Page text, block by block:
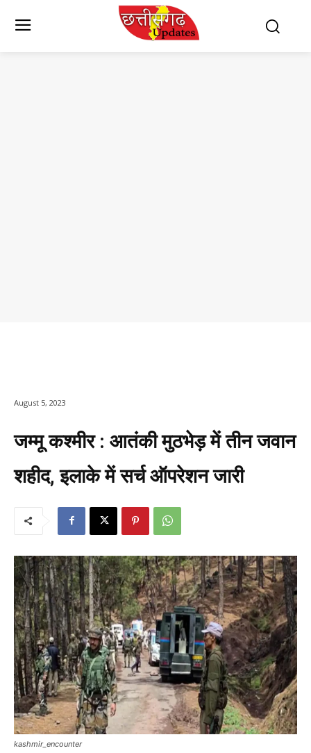
August 5, 2023
जम्मू कश्मीर : आतंकी मुठभेड़ में तीन जवान
शहीद, इलाके में सर्च ऑपरेशन जारी
kashmir_encounter